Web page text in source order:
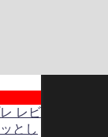
レビ
とし